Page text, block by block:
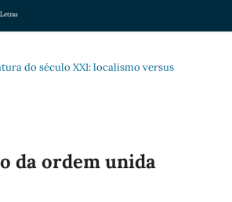
do século XXI: localismo versus
da ordem unida